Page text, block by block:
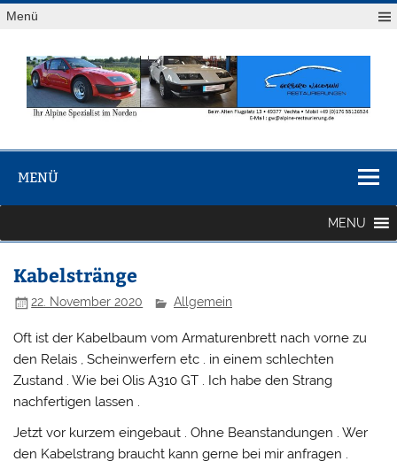
Zum
Inhalt
Menü
Alpine
Restaurierung
13 • 49377 Vechta • Mobil 0176.55126524
MENÜ
MENU
Kabelstränge
22. November 2020 Allgemein
Oft ist der Kabelbaum vom Armaturenbrett nach vorne zu
den Relais , Scheinwerfern etc . in einem schlechten
Zustand . Wie bei Olis A310 GT . Ich habe den Strang
nachfertigen lassen .
Jetzt vor kurzem eingebaut . Ohne Beanstandungen . Wer
den Kabelstrang braucht kann gerne bei mir anfragen .